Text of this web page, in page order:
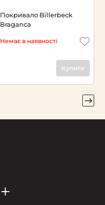
Покривало Billerbeck
Braganca
Немає в наявності
Купити